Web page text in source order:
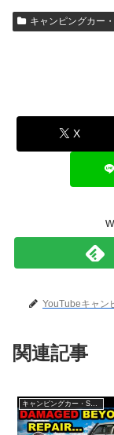
キャンピングカー
X
YouTubeキャン
関連記事